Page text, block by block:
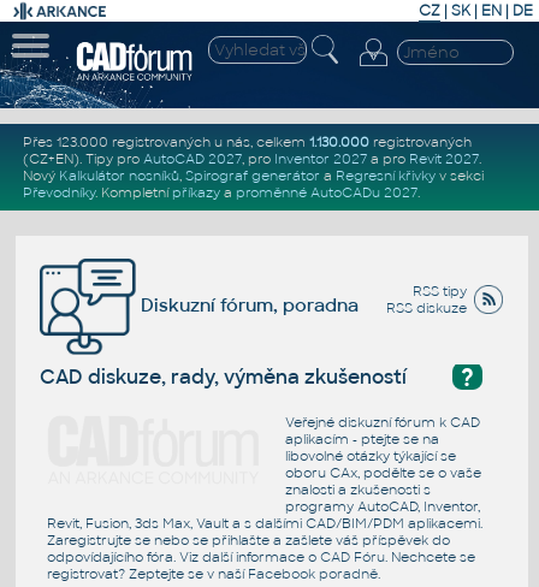
CZ | SK| EN | DE
Přes 123.000 registrovaných u nás, celkem 1.130.000registrovaných
(CZ+EN). Tipy pro AutoCAD 2027, pro Inventor 2027a pro Revit 2027.
Nový Kalkulátor nosníků, Spirograf generátor a Regresní křivkyv sekci
Převodníky. Kompletní příkazya proměnné AutoCADu 2027.
RSS tipy
RSS diskuze
Diskuzní fórum, poradna
?
CAD diskuze, rady, výměna zkušeností
Veřejné diskuzní fórum k CAD
aplikacím - ptejte se na
libovolné otázky týkající se
oboru CAx, podělte se o vaše
znalosti a zkušenosti s
programy AutoCAD, Inventor,
Revit, Fusion, 3ds Max, Vault a s dalšími CAD/BIM/PDM aplikacemi.
Zaregistrujte se nebo se přihlašte a zašlete váš příspěvek do
odpovídajícího fóra. Viz další informace o CAD Fóru. Nechcete se
registrovat? Zeptejte se v naší Facebook poradně.